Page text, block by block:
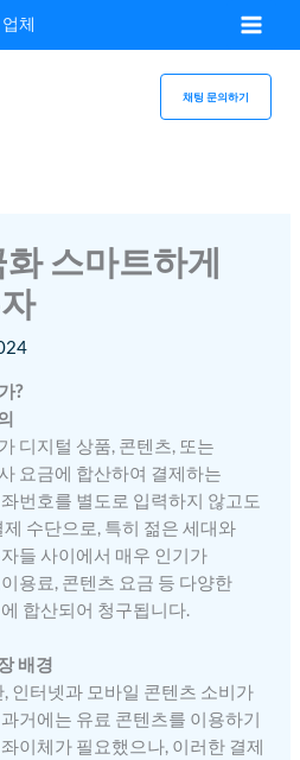
체
채팅 문의하기
스마트하게
?
디지털 상품, 콘텐츠, 또는
요금에 합산하여 결제하는
번호를 별도로 입력하지 않고도
수단으로, 특히 젊은 세대와
들 사이에서 매우 인기가
용료, 콘텐츠 요금 등 다양한
합산되어 청구됩니다.
배경
인터넷과 모바일 콘텐츠 소비가
거에는 유료 콘텐츠를 이용하기
이체가 필요했으나, 이러한 결제